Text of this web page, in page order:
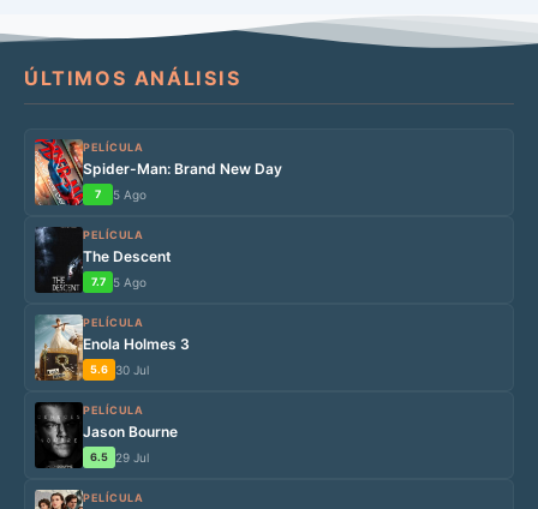
ÚLTIMOS ANÁLISIS
PELÍCULA
Spider-Man: Brand New Day
7 5 Ago
PELÍCULA
The Descent
7.7 5 Ago
PELÍCULA
Enola Holmes 3
5.6 30 Jul
PELÍCULA
Jason Bourne
6.5 29 Jul
PELÍCULA